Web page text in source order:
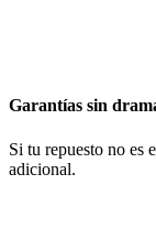
Garantías sin
Si tu repuesto no es
adicional.